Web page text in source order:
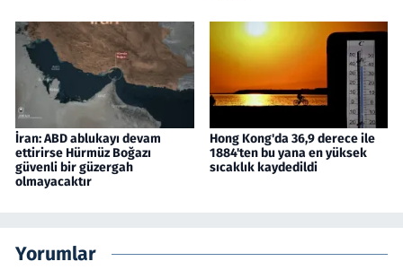
İran: ABD ablukayı devam
ettirirse Hürmüz Boğazı
güvenli bir güzergah
olmayacaktır
Hong Kong'da 36,9 derece ile
1884'ten bu yana en yüksek
sıcaklık kaydedildi
Yorumlar